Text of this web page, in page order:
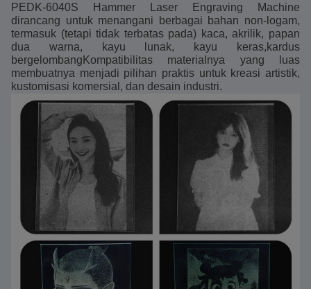
PEDK-6040S Hammer Laser Engraving Machine
dirancang untuk menangani berbagai bahan non-logam,
termasuk (tetapi tidak terbatas pada) kaca, akrilik, papan
dua warna, kayu lunak, kayu keras,kardus
bergelombangKompatibilitas materialnya yang luas
membuatnya menjadi pilihan praktis untuk kreasi artistik,
kustomisasi komersial, dan desain industri.